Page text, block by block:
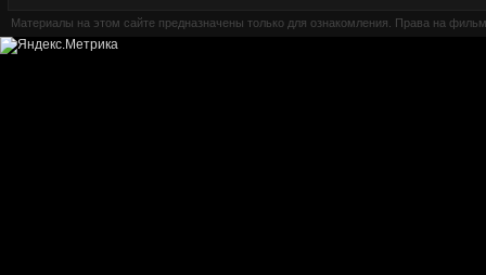
Материалы на этом сайте предназначены только для ознакомления. Права на